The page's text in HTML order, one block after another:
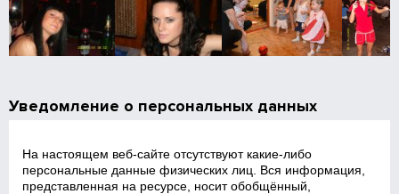
Уведомление о персональных данных
На настоящем веб‑сайте отсутствуют какие‑либо
персональные данные физических лиц. Вся информация,
представленная на ресурсе, носит обобщённый,